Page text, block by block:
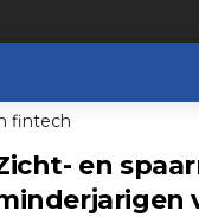
fintech
en